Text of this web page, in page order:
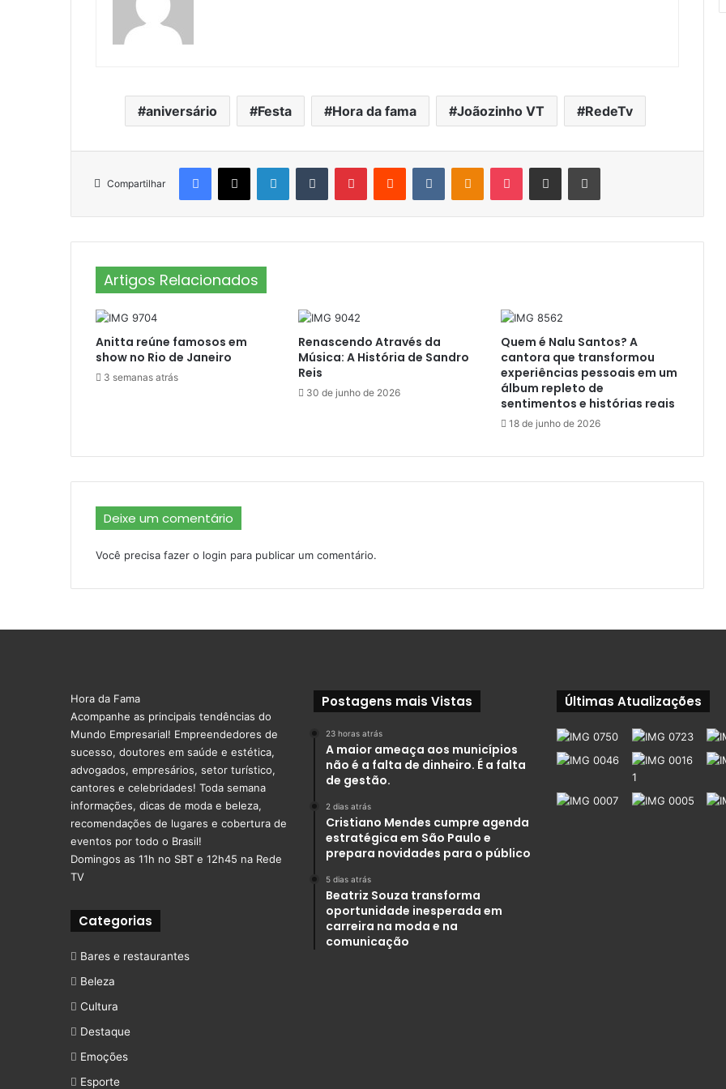
aniversário Festa Hora da fama Joãozinho VT RedeTv
Compartilhar
Facebook
X LinkedinTumblr PinterestReddit VK OK Pocket Compartilhar por e-mail Imprimir
Artigos Relacionados
Anitta reúne famosos em
show no Rio de Janeiro
3 semanas atrás
Renascendo Através da
Música: A História de Sandro
Reis
30 de junho de 2026
Quem é Nalu Santos? A
cantora que transformou
experiências pessoais em um
álbum repleto de
sentimentos e histórias reais
18 de junho de 2026
Deixe um comentário
Você precisa fazer o login para publicar um comentário.
Hora da Fama
Acompanhe as principais tendências do
Mundo Empresarial! Empreendedores de
sucesso, doutores em saúde e estética,
advogados, empresários, setor turístico,
cantores e celebridades! Toda semana
informações, dicas de moda e beleza,
recomendações de lugares e cobertura de
eventos por todo o Brasil!
Domingos as 11h no SBT e 12h45 na Rede
TV
Categorias
Bares e restaurantes
Beleza
Cultura
Destaque
Emoções
Esporte
Postagens mais Vistas
23 horas atrás
A maior ameaça aos municípios
não é a falta de dinheiro. É a falta
de gestão.
2 dias atrás
Cristiano Mendes cumpre agenda
estratégica em São Paulo e
prepara novidades para o público
5 dias atrás
Beatriz Souza transforma
oportunidade inesperada em
carreira na moda e na
comunicação
Últimas Atualizações